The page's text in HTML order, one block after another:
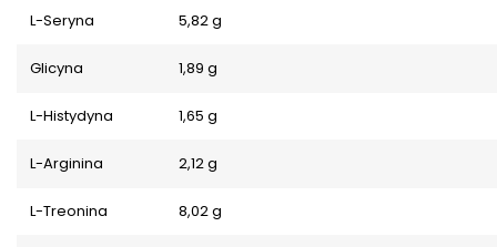
L-Seryna 5,82 g
Glicyna 1,89 g
L-Histydyna 1,65 g
L-Arginina 2,12 g
L-Treonina 8,02 g